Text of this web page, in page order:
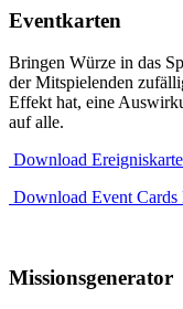
Eventkarten
Bringen Würze in das
der Mitspielenden
Effekt hat, eine
auf alle.
Download
Download Event
Missionsgenerator